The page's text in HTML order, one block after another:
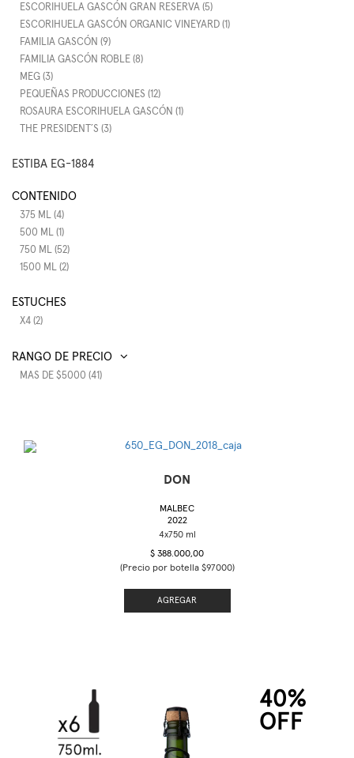
ESCORIHUELA GASCÓN GRAN RESERVA (5)
ESCORIHUELA GASCÓN ORGANIC VINEYARD (1)
FAMILIA GASCÓN (9)
FAMILIA GASCÓN ROBLE (8)
MEG (3)
PEQUEÑAS PRODUCCIONES (12)
ROSAURA ESCORIHUELA GASCÓN (1)
THE PRESIDENT´S (3)
ESTIBA EG-1884
CONTENIDO
375 ML (4)
500 ML (1)
750 ML (52)
1500 ML (2)
ESTUCHES
X4 (2)
RANGO DE PRECIO
MAS DE $5000 (41)
DON
MALBEC
2022
$ 388.000,00
(Precio por botella $97000)
AGREGAR
40%
OFF